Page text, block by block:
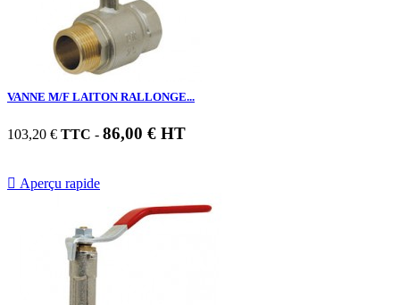
VANNE M/F LAITON RALLONGE...
103,20 € TTC - 86,00 € HT
 Aperçu rapide